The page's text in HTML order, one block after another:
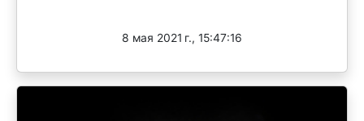
8 мая 2021 г., 15:47:16